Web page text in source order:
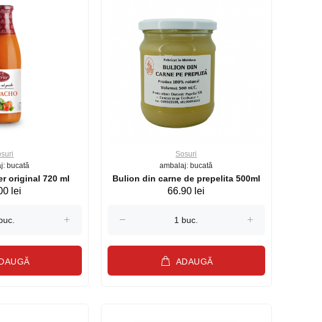
bucată
original 720 ml
lei
Sosuri
ambalaj: bucată
Bulion din carne de prepelita 500ml
66.90 lei
ADAUGĂ